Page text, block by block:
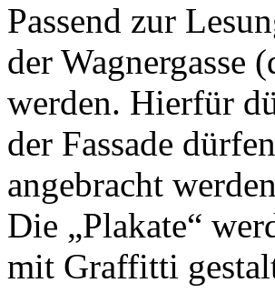
Passend zur
der Wagnergasse
werden. Hierfür
der Fassade
angebracht
Die „Plakate“
mit Graffitti